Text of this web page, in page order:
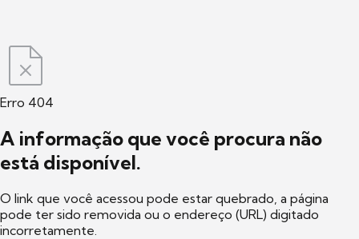
Erro 404
A informação que você procura não
está disponível.
O link que você acessou pode estar quebrado, a página
pode ter sido removida ou o endereço (URL) digitado
incorretamente.